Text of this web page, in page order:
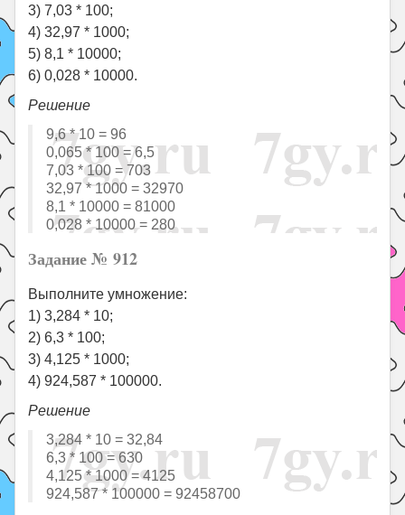
3) 7,03 * 100;
4) 32,97 * 1000;
5) 8,1 * 10000;
6) 0,028 * 10000.
Решение
9,6 * 10 = 96
0,065 * 100 = 6,5
7,03 * 100 = 703
32,97 * 1000 = 32970
8,1 * 10000 = 81000
0,028 * 10000 = 280
Задание № 912
Выполните умножение:
1) 3,284 * 10;
2) 6,3 * 100;
3) 4,125 * 1000;
4) 924,587 * 100000.
Решение
3,284 * 10 = 32,84
6,3 * 100 = 630
4,125 * 1000 = 4125
924,587 * 100000 = 92458700